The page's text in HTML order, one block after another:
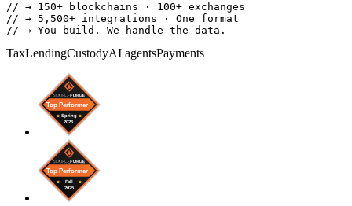
// → 150+ blockchains · 100+ exchanges
// → 5,500+ integrations · One format
// → You build. We handle the data.
TaxLendingCustodyAI agentsPayments